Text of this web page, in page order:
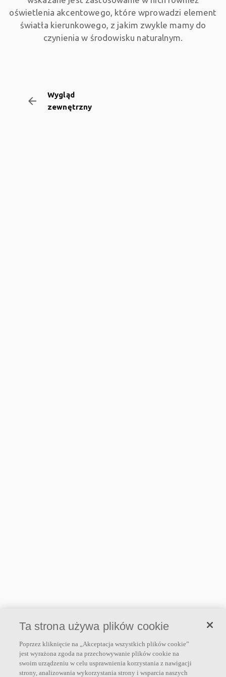
Wygląd
zewnętrzny
arrow_backward
oświetlenia akcentowego, które wprowadzi element
światła kierunkowego, z jakim zwykle mamy do
czynienia w środowisku naturalnym.
Ta strona używa plików cookie
Poprzez kliknięcie na „Akceptacja wszystkich plików cookie”
jest wyrażona zgoda na przechowywanie plików cookie na
swoim urządzeniu w celu usprawnienia korzystania z nawigacji
strony, analizowania wykorzystania strony i wsparcia naszych